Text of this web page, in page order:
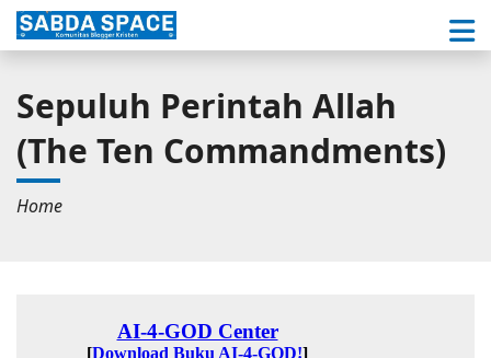
Sepuluh Perintah Allah
(The Ten Commandments)
Home